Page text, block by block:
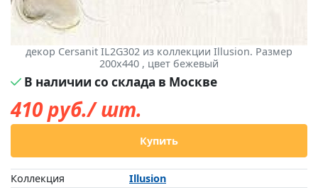
декор Cersanit IL2G302 из коллекции Illusion. Размер
200x440 , цвет бежевый
В наличии со склада в Москве
410руб./ шт.
Купить
Коллекция
Illusion